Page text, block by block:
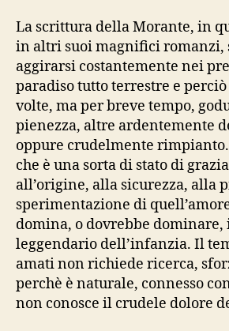
La scrittura della Morante, in
in altri suoi magnifici romanzi,
aggirarsi costantemente nei
paradiso tutto terrestre e
volte, ma per breve tempo,
pienezza, altre ardentemente
oppure crudelmente
che è una sorta di stato di
all’origine, alla sicurezza, alla
sperimentazione di
domina, o dovrebbe dominare,
leggendario dell’infanzia. Il
amati non richiede ricerca,
perchè è naturale, connesso
non conosce il crudele dolore